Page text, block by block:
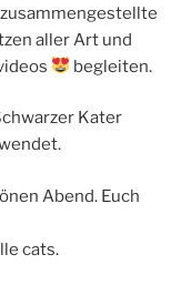
aller Art und
begleiten.
Kater
Abend. Euch
cats.